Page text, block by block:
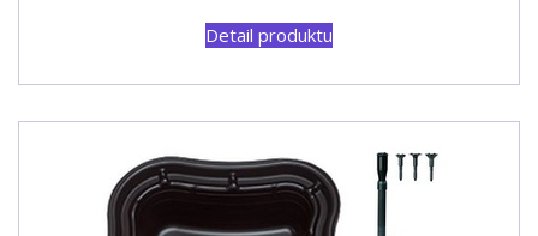
Detail produktu